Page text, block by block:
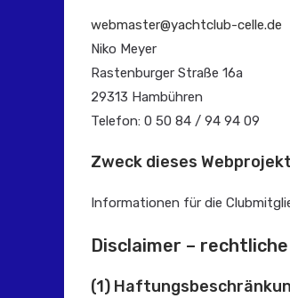
webmaster@yachtclub-celle.de
Niko Meyer
Rastenburger Straße 16a
29313 Hambühren
Telefon: 0 50 84 / 94 94 09
Zweck dieses
Informationen für die
Disclaimer –
(1)